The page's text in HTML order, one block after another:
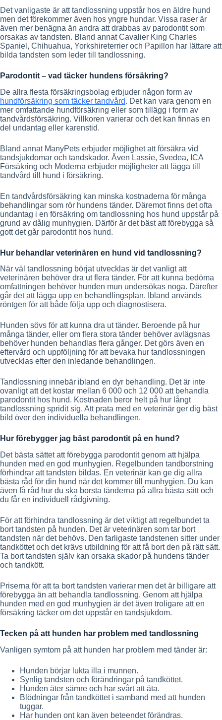
Det vanligaste är att tandlossning uppstår hos en äldre hund
men det förekommer även hos yngre hundar. Vissa raser är
även mer benägna än andra att drabbas av parodontit som
orsakas av tandsten. Bland annat Cavalier King Charles
Spaniel, Chihuahua, Yorkshireterrier och Papillon har lättare att
bilda tandsten som leder till tandlossning.
Parodontit – vad täcker hundens försäkring?
De allra flesta försäkringsbolag erbjuder någon form av
hundförsäkring som täcker tandvård. Det kan vara genom en
mer omfattande hundförsäkring eller som tillägg i form av
tandvårdsförsäkring. Villkoren varierar och det kan finnas en
del undantag eller karenstid.
Bland annat ManyPets erbjuder möjlighet att försäkra vid
tandsjukdomar och tandskador. Även Lassie, Svedea, ICA
Försäkring och Moderna erbjuder möjligheter att lägga till
tandvård till hund i försäkring.
En tandvårdsförsäkring kan minska kostnaderna för många
behandlingar som rör hundens tänder. Däremot finns det ofta
undantag i en försäkring om tandlossning hos hund uppstår på
grund av dålig munhygien. Därför är det bäst att förebygga så
gott det går parodontit hos hund.
Hur behandlar veterinären en hund vid tandlossning?
När väl tandlossning börjat utvecklas är det vanligt att
veterinären behöver dra ut flera tänder. För att kunna bedöma
omfattningen behöver hunden mun undersökas noga. Därefter
går det att lägga upp en behandlingsplan. Ibland används
röntgen för att både följa upp och diagnostisera.
Hunden sövs för att kunna dra ut tänder. Beroende på hur
många tänder, eller om flera stora tänder behöver avlägsnas
behöver hunden behandlas flera gånger. Det görs även en
eftervård och uppföljning för att bevaka hur tandlossningen
utvecklas efter den inledande behandlingen.
Tandlossning innebär ibland en dyr behandling. Det är inte
ovanligt att det kostar mellan 6 000 och 12 000 att behandla
parodontit hos hund. Kostnaden beror helt på hur långt
tandlossning spridit sig. Att prata med en veterinär ger dig bäst
bild över den individuella behandlingen.
Hur förebygger jag bäst parodontit på en hund?
Det bästa sättet att förebygga parodontit genom att hjälpa
hunden med en god munhygien. Regelbunden tandborstning
förhindrar att tandsten bildas. En veterinär kan ge dig allra
bästa råd för din hund när det kommer till munhygien. Du kan
även få råd hur du ska borsta tänderna på allra bästa sätt och
du får en individuell rådgivning.
För att förhindra tandlossning är det viktigt att regelbundet ta
bort tandsten på hunden. Det är veterinären som tar bort
tandsten när det behövs. Den farligaste tandstenen sitter under
tandköttet och det krävs utbildning för att få bort den på rätt sätt.
Ta bort tandsten själv kan orsaka skador på hundens tänder
och tandkött.
Priserna för att ta bort tandsten varierar men det är billigare att
förebygga än att behandla tandlossning. Genom att hjälpa
hunden med en god munhygien är det även troligare att en
försäkring täcker om det uppstår en tandsjukdom.
Tecken på att hunden har problem med tandlossning
Vanligen symtom på att hunden har problem med tänder är:
Hunden börjar lukta illa i munnen.
Synlig tandsten och förändringar på tandköttet.
Hunden äter sämre och har svårt att äta.
Blödningar från tandköttet i samband med att hunden
tuggar.
Har hunden ont kan även beteendet förändras.